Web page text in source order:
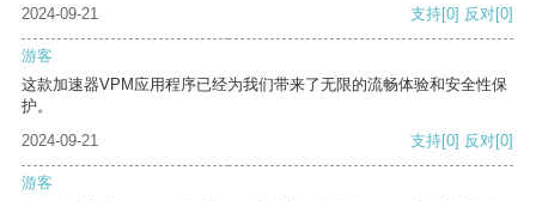
2024-09-21 支持[0] 反对[0]
游客
这款加速器VPM应用程序已经为我们带来了无限的流畅体验和安全性保
护。
2024-09-21
支持[0] 反对[0]
游客